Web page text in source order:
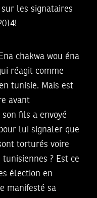
les signataires
chakwa wou éna
réagit comme
tunisie. Mais est
avant
son fils a envoyé
lui signaler que
torturés voire
? Est ce
élection en
manifesté sa